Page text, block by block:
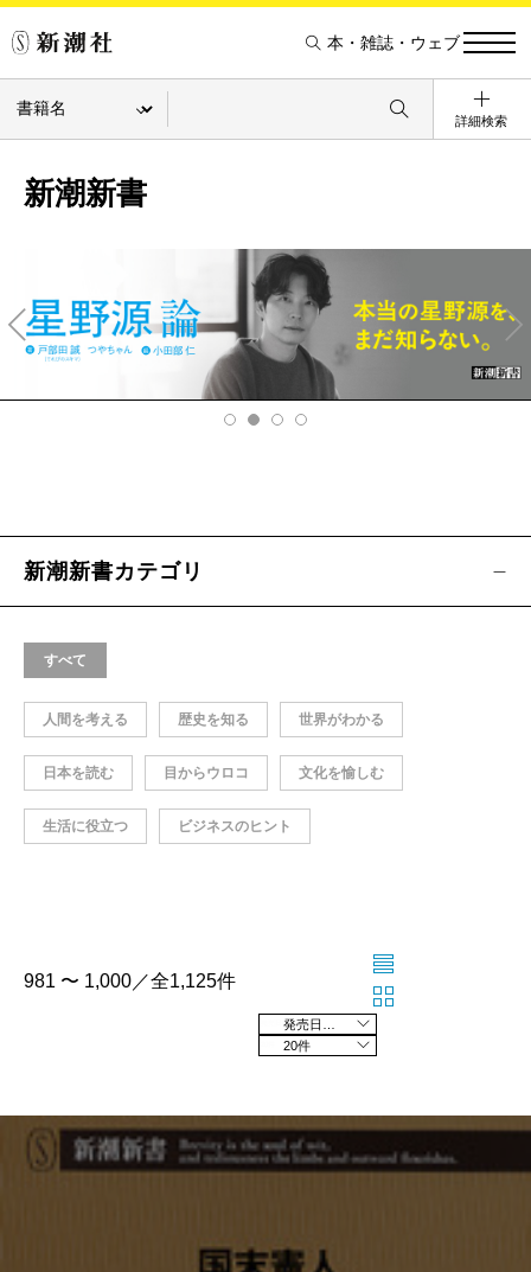
本・雑誌・ウェブ
詳細検索
新潮新書
v
Ne
xt
新潮新書カテゴリ
すべて
人間を考える 歴史を知る 世界がわかる
日本を読む 目からウロコ 文化を愉しむ
生活に役立つ ビジネスのヒント
981 〜 1,000／全1,125件
20件